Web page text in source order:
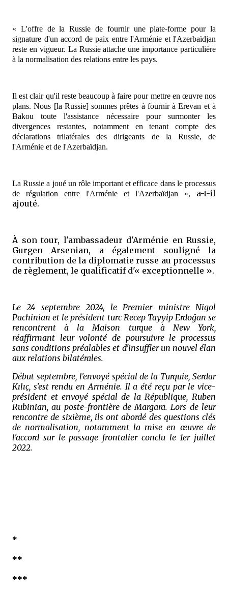
« L'offre de la Russie de fournir une plate-forme pour la
signature d'un accord de paix entre l'Arménie et l'Azerbaïdjan
reste en vigueur. La Russie attache une importance particulière
à la normalisation des relations entre les pays.
Il est clair qu'il reste beaucoup à faire pour mettre en œuvre nos
plans. Nous [la Russie] sommes prêtes à fournir à Erevan et à
Bakou toute l'assistance nécessaire pour surmonter les
divergences restantes, notamment en tenant compte des
déclarations trilatérales des dirigeants de la Russie, de
l'Arménie et de l'Azerbaïdjan.
La Russie a joué un rôle important et efficace dans le processus
de régulation entre l'Arménie et l'Azerbaïdjan », a-t-il
ajouté.
À son tour, l'ambassadeur d'Arménie en Russie,
Gurgen Arsenian, a également souligné la
contribution de la diplomatie russe au processus
de règlement, le qualificatif d'« exceptionnelle ».
Le 24 septembre 2024, le Premier ministre Nigol
Pachinian et le président turc Recep Tayyip Erdoğan se
rencontrent à la Maison turque à New York,
réaffirmant leur volonté de poursuivre le processus
sans conditions préalables et d'insuffler un nouvel élan
aux relations bilatérales.
Début septembre, l'envoyé spécial de la Turquie, Serdar
Kılıç, s'est rendu en Arménie. Il a été reçu par le vice-
président et envoyé spécial de la République, Ruben
Rubinian, au poste-frontière de Margara. Lors de leur
rencontre de sixième, ils ont abordé des questions clés
de normalisation, notamment la mise en œuvre de
l'accord sur le passage frontalier conclu le 1er juillet
2022.
*
**
***